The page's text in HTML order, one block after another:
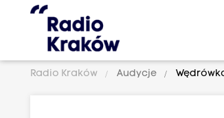
Radio Kraków Audycje